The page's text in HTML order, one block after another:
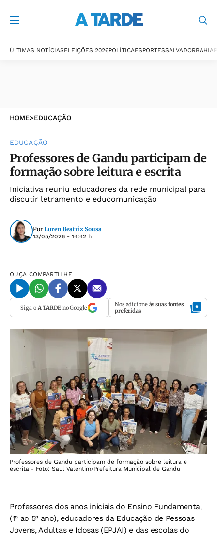
ÚLTIMAS NOTÍCIASELEIÇÕES 2026POLÍTICAESPORTESSALVADORBAHIA
HOME>EDUCAÇÃO
EDUCAÇÃO
Professores de Gandu participam de
formação sobre leitura e escrita
Iniciativa reuniu educadores da rede municipal para
discutir letramento e educomunicação
Por Loren Beatriz Sousa
13/05/2026 - 14:42 h
OUÇA COMPARTILHE
Siga o A TARDEno Google Nos adicione às suas fontes
preferidas
Professores de Gandu participam de formação sobre leitura e
escrita - Foto: Saul Valentim/Prefeitura Municipal de Gandu
Professores dos anos iniciais do Ensino Fundamental
(1º ao 5º ano), educadores da Educação de Pessoas
Jovens, Adultas e Idosas (EPJAI) e das escolas do